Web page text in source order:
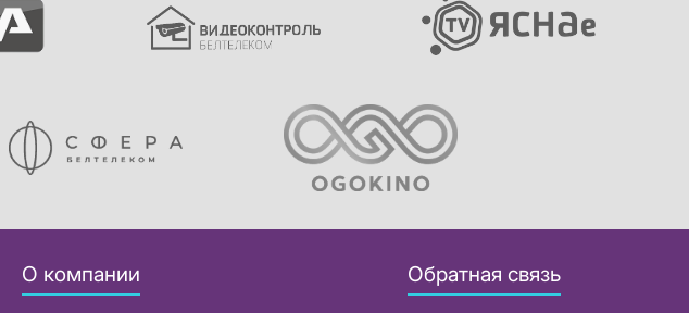
О компании Обратная связь